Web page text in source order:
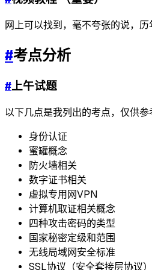
网上可以找到，毫不夸张的说，
#考点分析
#上午试题
以下几点是我列出的考点，仅供参
身份认证
蜜罐概念
防火墙相关
数字证书相关
虚拟专用网VPN
计算机取证相关概念
四种攻击密码的类型
国家秘密定级和范围
无线局域网安全标准
SSL协议（安全套接层协议）